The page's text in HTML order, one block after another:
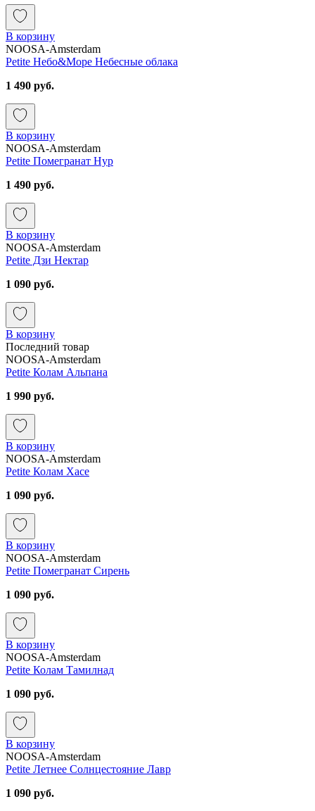
В корзину
NOOSA-Amsterdam
Petite Небо&Море Небесные облака
1 490 руб.
В корзину
NOOSA-Amsterdam
Petite Помегранат Нур
1 490 руб.
В корзину
NOOSA-Amsterdam
Petite Дзи Нектар
1 090 руб.
В корзину
Последний товар
NOOSA-Amsterdam
Petite Колам Альпана
1 990 руб.
В корзину
NOOSA-Amsterdam
Petite Колам Хасе
1 090 руб.
В корзину
NOOSA-Amsterdam
Petite Помегранат Сирень
1 090 руб.
В корзину
NOOSA-Amsterdam
Petite Колам Тамилнад
1 090 руб.
В корзину
NOOSA-Amsterdam
Petite Летнее Солнцестояние Лавр
1 090 руб.